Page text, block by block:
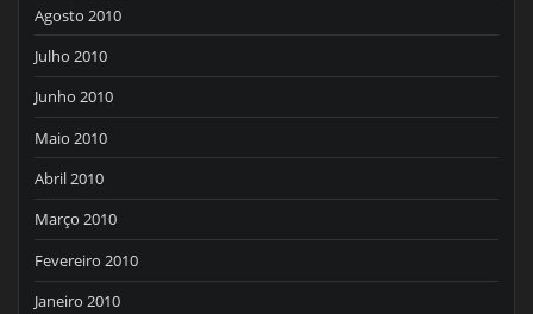
Agosto 2010
Julho 2010
Junho 2010
Maio 2010
Abril 2010
Março 2010
Fevereiro 2010
Janeiro 2010